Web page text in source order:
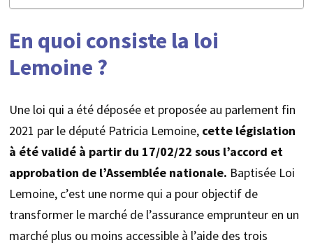
En quoi consiste la loi
Lemoine ?
Une loi qui a été déposée et proposée au parlement fin
2021 par le député Patricia Lemoine,cette législation
à été validé à partir du 17/02/22 sous l’accord et
approbation de l’Assemblée nationale. Baptisée Loi
Lemoine, c’est une norme qui a pour objectif de
transformer le marché de l’assurance emprunteur en un
marché plus ou moins accessible à l’aide des trois